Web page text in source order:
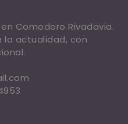
Comodoro Rivadavia.
la actualidad, con